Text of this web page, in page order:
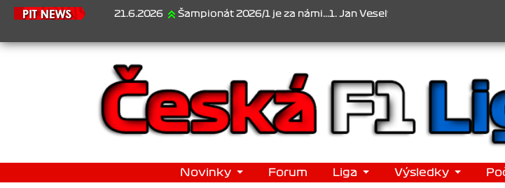
21.6.2026 Šampionát 2026/1 je za námi...1. Jan Veselý , 2. Jan Nováček , 3. Jakub
Novinky Forum Liga Výsledky